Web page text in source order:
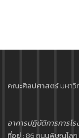
คณะศิลปศาสตร์มหาวิ
อาคารปฏิบัติการการโร
ที่อยู่: 86 ถนนพิษณุโลก